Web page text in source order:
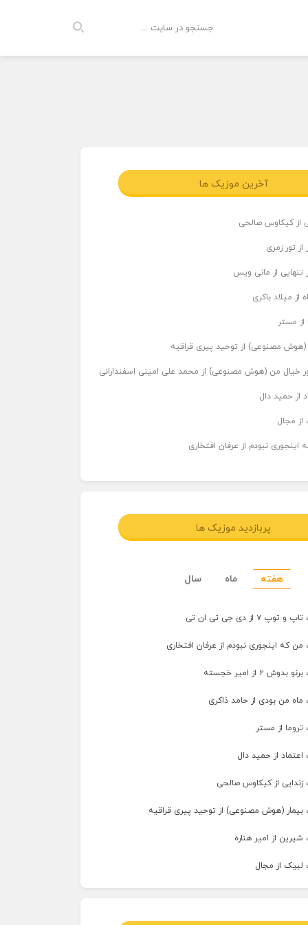
آخرین موزیک ها
از کیکاوس صالحی
تور زمری
تنهایی از مانی ویس
از میلاد باکری
از مستر
(هوش مصنوعی) از توحید پیری قراقیه
خیال من (هوش مصنوعی) از محمد علی امینی اسفندارانی
از حمید دال
از مجال
اینجوری نبودم از عرفان افتخاری
پربازدید موزیک ها
هفته ماه سال
۷ از دی جی تی ان تی
من که اینجوری نبودم از عرفان افتخاری
۲ از امیر خجسته
ماه من بودی از حامد ذاکری
تروما از مستر
اعتماد از حمید دال
زندایی از کیکاوس صالحی
بیمار (هوش مصنوعی) از توحید پیری قراقیه
شیرین از امیر هناره
لبیک از مجال